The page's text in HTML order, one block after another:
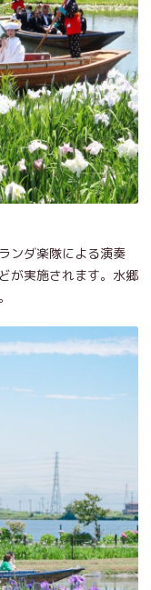
ンダ楽隊による演奏
が実施されます。水郷